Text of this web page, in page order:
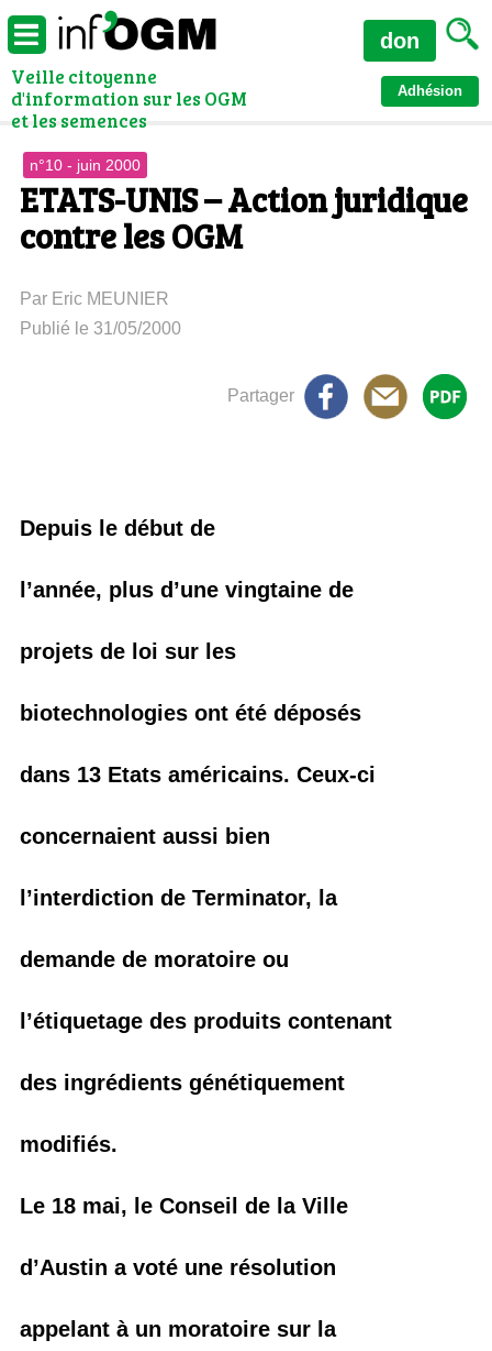
Veille citoyenne
d'information sur les OGM
et les semences
Adhésion
don
n°10 - juin 2000
ETATS-UNIS – Action juridique
contre les OGM
Par Eric MEUNIER
Publié le 31/05/2000
Partager
Depuis le début de
l’année, plus d’une vingtaine de
projets de loi sur les
biotechnologies ont été déposés
dans 13 Etats américains. Ceux-ci
concernaient aussi bien
l’interdiction de Terminator, la
demande de moratoire ou
l’étiquetage des produits contenant
des ingrédients génétiquement
modifiés.
Le 18 mai, le Conseil de la Ville
d’Austin a voté une résolution
appelant à un moratoire sur la